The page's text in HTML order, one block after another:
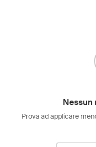
Nessun
Prova ad applicare